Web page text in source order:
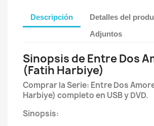
Descripción
Detalles del
Adjuntos
Sinopsis de Entre Dos
(Fatih Harbiye)
Comprar la Serie: Entre Dos
Harbiye) completo en USB y DVD.
Sinopsis: